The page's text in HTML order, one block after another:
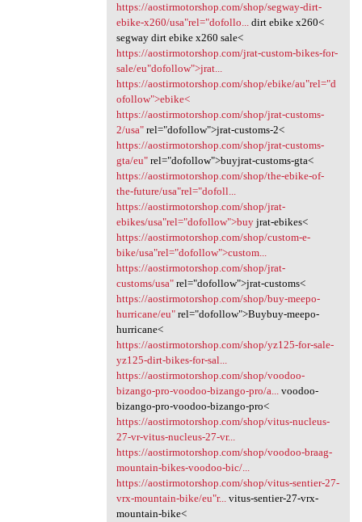
https://aostirmotorshop.com/shop/segway-dirt-
ebike-x260/usa"rel="dofollo...dirt ebike x260<
segway dirt ebike x260 sale<
https://aostirmotorshop.com/jrat-custom-bikes-for-
sale/eu"dofollow">jrat...
https://aostirmotorshop.com/shop/ebike/au"rel="d
ofollow">ebike<
https://aostirmotorshop.com/shop/jrat-customs-
2/usa"rel="dofollow">jrat-customs-2<
https://aostirmotorshop.com/shop/jrat-customs-
gta/eu"rel="dofollow">buyjrat-customs-gta<
https://aostirmotorshop.com/shop/the-ebike-of-
the-future/usa"rel="dofoll...
https://aostirmotorshop.com/shop/jrat-
ebikes/usa"rel="dofollow">buyjrat-ebikes<
https://aostirmotorshop.com/shop/custom-e-
bike/usa"rel="dofollow">custom...
https://aostirmotorshop.com/shop/jrat-
customs/usa"rel="dofollow">jrat-customs<
https://aostirmotorshop.com/shop/buy-meepo-
hurricane/eu"rel="dofollow">Buybuy-meepo-
hurricane<
https://aostirmotorshop.com/shop/yz125-for-sale-
yz125-dirt-bikes-for-sal...
https://aostirmotorshop.com/shop/voodoo-
bizango-pro-voodoo-bizango-pro/a...voodoo-
bizango-pro-voodoo-bizango-pro<
https://aostirmotorshop.com/shop/vitus-nucleus-
27-vr-vitus-nucleus-27-vr...
https://aostirmotorshop.com/shop/voodoo-braag-
mountain-bikes-voodoo-bic/...
https://aostirmotorshop.com/shop/vitus-sentier-27-
vrx-mountain-bike/eu"r...vitus-sentier-27-vrx-
mountain-bike<